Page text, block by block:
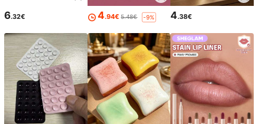
6.32€ 4.94€ 5.48€ -9% 4.38€